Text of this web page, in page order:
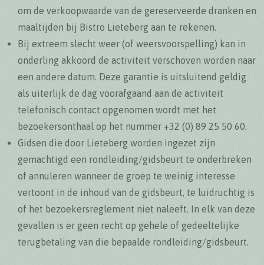
om de verkoopwaarde van de gereserveerde dranken en
maaltijden bij Bistro Lieteberg aan te rekenen.
Bij extreem slecht weer (of weersvoorspelling) kan in
onderling akkoord de activiteit verschoven worden naar
een andere datum. Deze garantie is uitsluitend geldig
als uiterlijk de dag voorafgaand aan de activiteit
telefonisch contact opgenomen wordt met het
bezoekersonthaal op het nummer +32 (0) 89 25 50 60.
Gidsen die door Lieteberg worden ingezet zijn
gemachtigd een rondleiding/gidsbeurt te onderbreken
of annuleren wanneer de groep te weinig interesse
vertoont in de inhoud van de gidsbeurt, te luidruchtig is
of het bezoekersreglement niet naleeft. In elk van deze
gevallen is er geen recht op gehele of gedeeltelijke
terugbetaling van die bepaalde rondleiding/gidsbeurt.